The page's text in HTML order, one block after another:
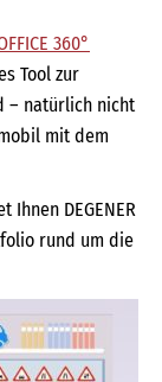
360°
Tool zur
– natürlich nicht
mit dem
DEGENER
rund um die